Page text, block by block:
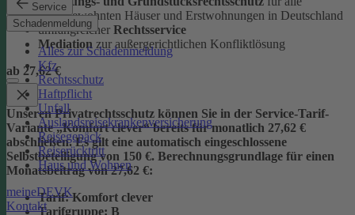
Service
Schadenmeldung
Alles zur Schadenmeldung
Kfz
Rechtsschutz
Haftpflicht
Unfall
Auslandsreisekrankenversicherung
Reisegepäck
Reiserücktritt
Haus und Wohnen
meineDEVK
Kontakt
selbstbewohnten Häuser und Erstwohnungen in Deutschland
umfangreicher Rechtsservice
Mediation zur außergerichtlichen Konfliktlösung
ab 27,62 €
Unseren Privatrechtsschutz können Sie in der Service-Tarif-
Variante „Komfort clever“ bereits für monatlich 27,62 €
abschließen. Es gilt eine automatisch eingeschlossene
Selbstbeteiligung von 150 €. Berechnungsgrundlage für einen
Monatsbeitrag von 27,62 €:
Tarif: Komfort clever
Tarifgruppe: B